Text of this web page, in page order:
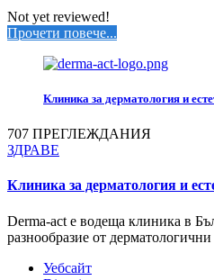
Not yet reviewed!
Прочети повече...
Клиника за дерматология и
707 ПРЕГЛЕЖДАНИЯ
ЗДРАВЕ
Клиника за дерматология и
Derma-аct е водеща клиника в
разнообразие от
Уебсайт